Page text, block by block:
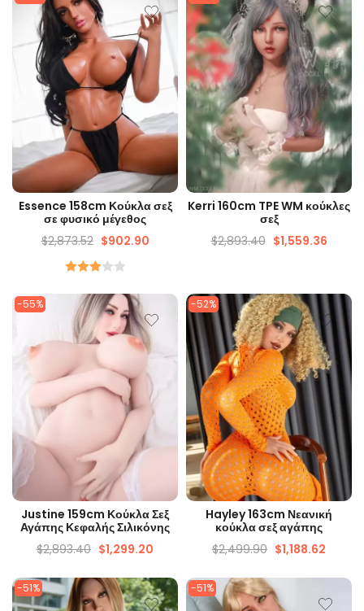
ΓΡΉΓΟΡΗ ΜΑΤΙΆ
Essence 158cm Κούκλα σεξ
σε φυσικό μέγεθος
$2,873.52 $902.90
3.00
από 5
ΓΡΉΓΟΡΗ ΜΑΤΙΆ
Kerri 160cm TPE WM κούκλες
σεξ
$2,893.40 $1,559.36
-55%
ΓΡΉΓΟΡΗ ΜΑΤΙΆ
Justine 159cm Κούκλα Σεξ
Αγάπης Κεφαλής Σιλικόνης
$2,893.40 $1,299.20
-52%
ΓΡΉΓΟΡΗ ΜΑΤΙΆ
Hayley 163cm Νεανική
κούκλα σεξ αγάπης
$2,499.90 $1,188.62
-51% -51%